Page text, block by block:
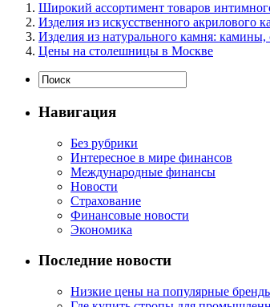
Широкий ассортимент товаров
Изделия из искусственного акрилового
Изделия из натурального камня:
Цены на столешницы в Москве
Навигация
Без рубрики
Интересное в мире финансов
Международные финансы
Новости
Страхование
Финансовые новости
Экономика
Последние новости
Низкие цены на популярные